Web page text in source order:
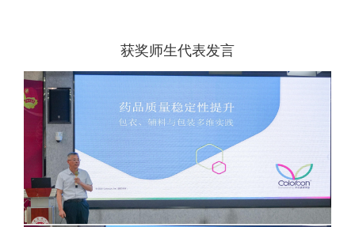
获奖师生代表发言